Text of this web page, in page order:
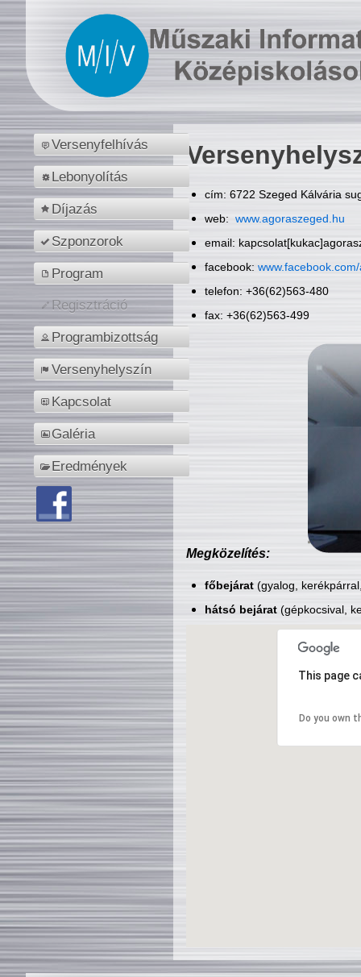
Versenyfelhívás
Lebonyolítás
Díjazás
Szponzorok
Program
Regisztráció
Programbizottság
Versenyhelyszín
Kapcsolat
Galéria
Eredmények
cím: 6722 Szeged Kálvária
web: www.agoraszeged.hu
email:
facebook:
telefon: +36(62)563-480
fax: +36(62)563-499
Megközelítés:
főbejárat(gyalog,
hátsó bejárat(gépkocsival,
This page
Do you own